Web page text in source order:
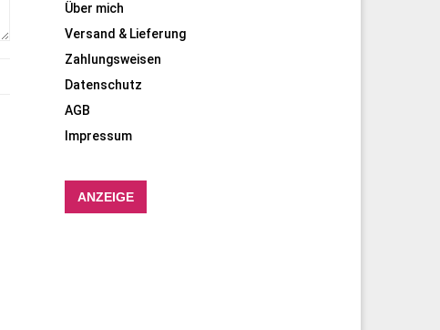
Über mich
Versand & Lieferung
Zahlungsweisen
Datenschutz
AGB
Impressum
ANZEIGE